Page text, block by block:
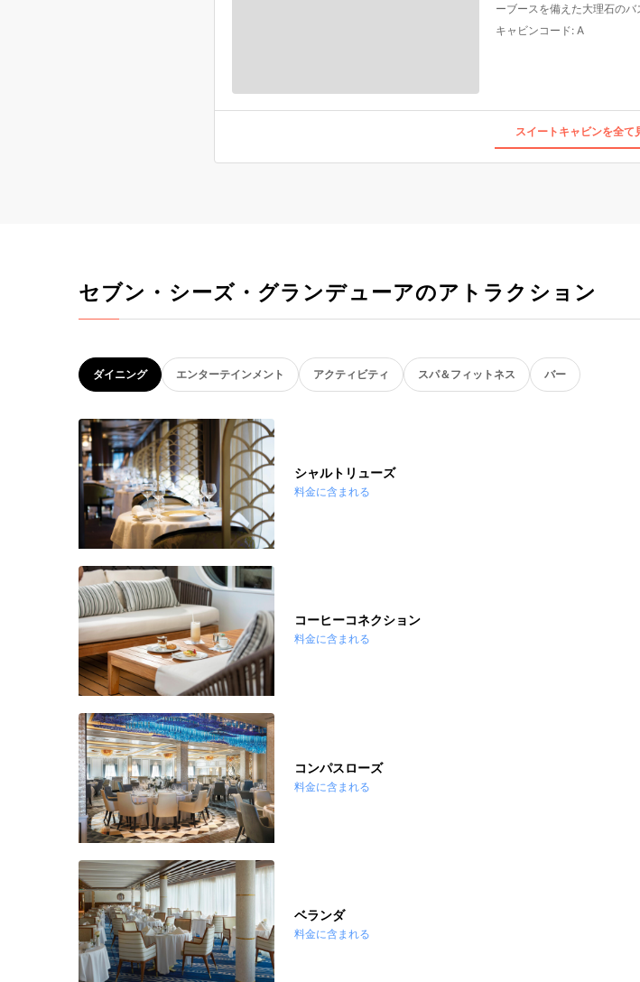
ーブースを備えた大理石の
キャビンコード:A
スイートキャビンを全て
セブン・シーズ・グランデューアのアトラクション
ダイニング エンターテインメント アクティビティ スパ＆フィットネス バー
シャルトリューズ
料金に含まれる
コーヒーコネクション
料金に含まれる
コンパスローズ
料金に含まれる
ベランダ
料金に含まれる